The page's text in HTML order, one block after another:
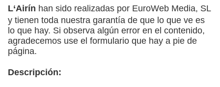
L‘Airín han sido realizadas por EuroWeb Media, SL
y tienen toda nuestra garantía de que lo que ve es
lo que hay. Si observa algún error en el contenido,
agradecemos use el formulario que hay a pie de
página.
Descripción: